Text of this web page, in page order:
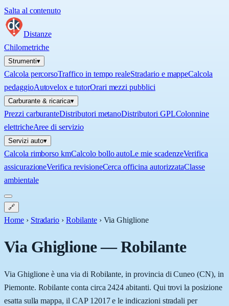
Salta al contenuto
Distanze
Chilometriche
Strumenti▾
Calcola percorsoTraffico in tempo realeStradario e mappeCalcola
pedaggioAutovelox e tutorOrari mezzi pubblici
Carburante & ricarica▾
Prezzi carburanteDistributori metanoDistributori GPLColonnine
elettricheAree di servizio
Servizi auto▾
Calcola rimborso kmCalcolo bollo autoLe mie scadenzeVerifica
assicurazioneVerifica revisioneCerca officina autorizzataClasse
ambientale
🔗
Home › Stradario › Robilante › Via Ghiglione
Via Ghiglione—Robilante
Via Ghiglione è una via di Robilante, in provincia di Cuneo (CN), in
Piemonte. Robilante conta circa 2424 abitanti. Qui trovi la posizione
esatta sulla mappa, il CAP 12017 e le indicazioni stradali per